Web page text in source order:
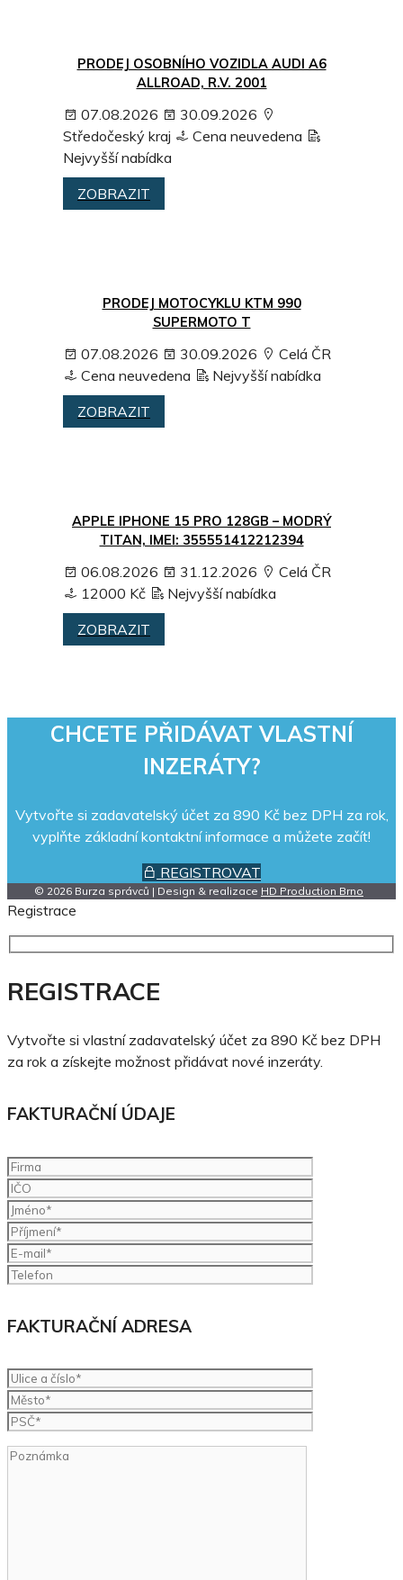
PRODEJ OSOBNÍHO VOZIDLA AUDI A6
ALLROAD, R.V. 2001
07.08.2026
30.09.2026
Středočeský kraj
Cena neuvedena
Nejvyšší nabídka
ZOBRAZIT
PRODEJ MOTOCYKLU KTM 990
SUPERMOTO T
07.08.2026 30.09.2026
Celá ČR
Cena neuvedena
Nejvyšší nabídka
ZOBRAZIT
APPLE IPHONE 15 PRO 128GB – MODRÝ
TITAN, IMEI: 355551412212394
06.08.2026 31.12.2026
Celá ČR
12000 Kč
Nejvyšší nabídka
ZOBRAZIT
CHCETE PŘIDÁVAT VLASTNÍ
INZERÁTY?
Vytvořte si zadavatelský účet za 890 Kč bez DPH za rok,
vyplňte základní kontaktní informace a můžete začít!
REGISTROVAT
© 2026 Burza správců | Design & realizace HD Production Brno
Registrace
REGISTRACE
Vytvořte si vlastní zadavatelský účet za 890 Kč bez DPH
za rok a získejte možnost přidávat nové inzeráty.
FAKTURAČNÍ ÚDAJE
FAKTURAČNÍ ADRESA